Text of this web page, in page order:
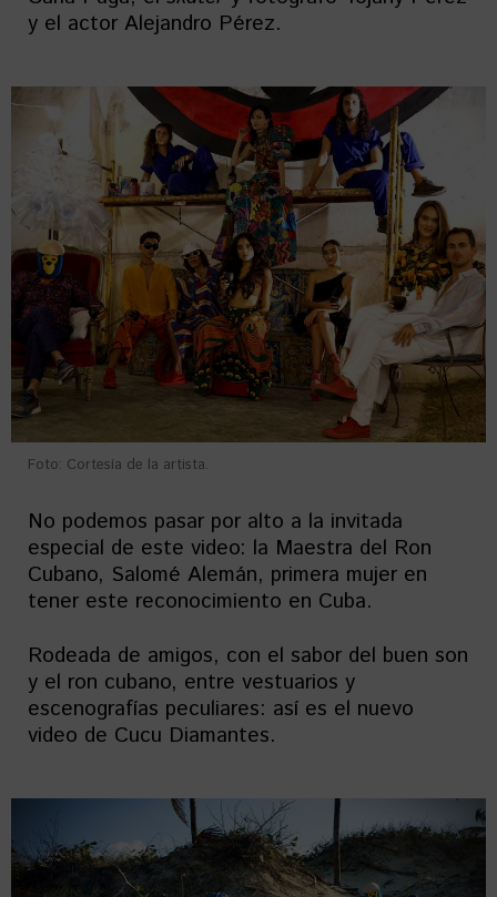
y el actor Alejandro Pérez.
Foto: Cortesía de la artista.
No podemos pasar por alto a la invitada
especial de este video: la Maestra del Ron
Cubano, Salomé Alemán, primera mujer en
tener este reconocimiento en Cuba.
Rodeada de amigos, con el sabor del buen son
y el ron cubano, entre vestuarios y
escenografías peculiares: así es el nuevo
video de Cucu Diamantes.